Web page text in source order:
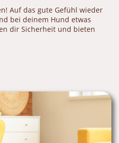
Auf das gute Gefühl wieder
bei deinem Hund etwas
dir Sicherheit und bieten